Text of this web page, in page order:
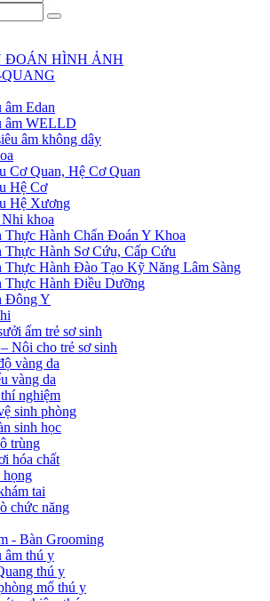
ĐOÁN HÌNH ẢNH
âm Edan
âm WELLD
âm không dây
Cơ Quan, Hệ Cơ Quan
Hệ Cơ
Hệ Xương
khoa
Thực Hành Chẩn Đoán Y Khoa
Hành Sơ Cứu, Cấp Cứu
Thực Hành Đào Tạo Kỹ Năng Lâm Sàng
Thực Hành Điều Dưỡng
Đông Y
ấm trẻ sơ sinh
Nôi cho trẻ sơ sinh
vàng da
vàng da
nghiệm
sinh phòng
sinh học
trùng
hóa chất
họng
tai
chức năng
- Bàn Grooming
âm thú y
thú y
mổ thú y